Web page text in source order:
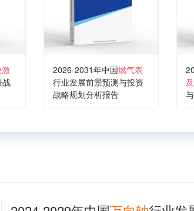
战
2026-2031年中国燃气表
行业发展前景预测与投资
战略规划分析报告